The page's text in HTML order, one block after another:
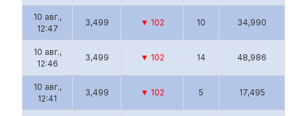
10 авг.,
12:47
3,499 ▼ 102 10 34,990
10 авг.,
12:46
3,499 ▼ 102 14 48,986
10 авг.,
12:41
3,499 ▼ 102 5 17,495